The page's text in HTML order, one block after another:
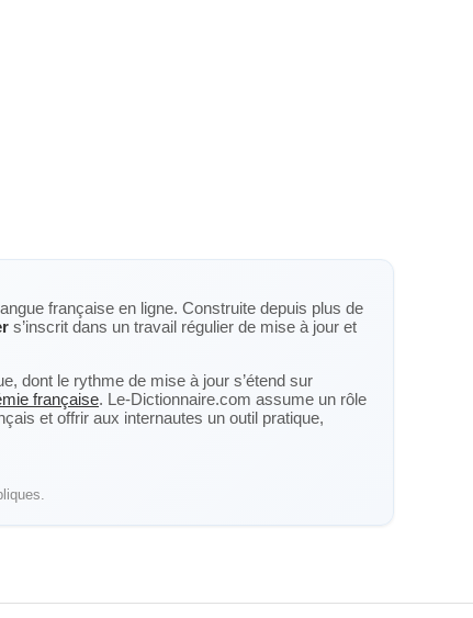
française en ligne. Construite depuis plus de
s’inscrit dans un travail régulier de mise à jour et
dont le rythme de mise à jour s’étend sur
française. Le-Dictionnaire.com assume un rôle
et offrir aux internautes un outil pratique,